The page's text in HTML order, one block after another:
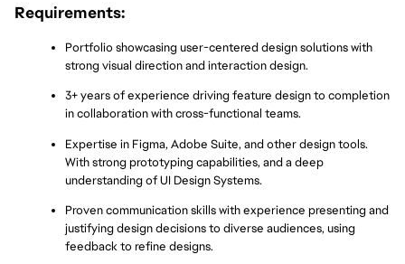
Requirements:
Portfolio showcasing user-centered design solutions with
strong visual direction and interaction design.
3+ years of experience driving feature design to completion
in collaboration with cross-functional teams.
Expertise in Figma, Adobe Suite, and other design tools.
With strong prototyping capabilities, and a deep
understanding of UI Design Systems.
Proven communication skills with experience presenting and
justifying design decisions to diverse audiences, using
feedback to refine designs.